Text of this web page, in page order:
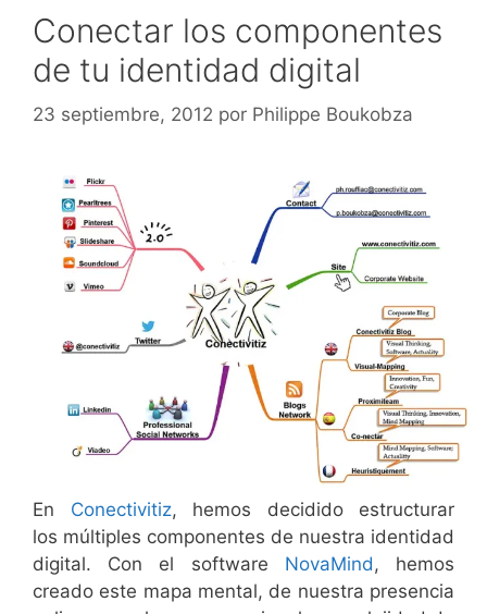
Conectar los componentes
de tu identidad digital
23 septiembre, 2012 por Philippe Boukobza
En Conectivitiz, hemos decidido estructurar
los múltiples componentes de nuestra identidad
digital. Con el software NovaMind , hemos
creado este mapa mental, de nuestra presencia